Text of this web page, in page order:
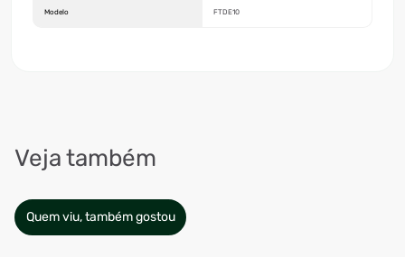
Modelo FTDE10
Veja também
Quem viu, também gostou